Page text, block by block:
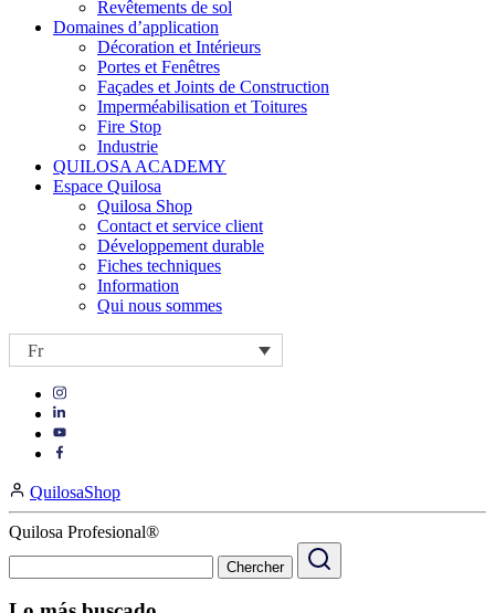
Revêtements de sol
Domaines d’application
Décoration et Intérieurs
Portes et Fenêtres
Façades et Joints de Construction
Imperméabilisation et Toitures
Fire Stop
Industrie
QUILOSA ACADEMY
Espace Quilosa
Quilosa Shop
Contact et service client
Développement durable
Fiches techniques
Information
Qui nous sommes
Fr
Visit
https://www.instagram.com/quilosa_selena/
Visit
our
Visit
page
https://www.facebook.com/QuilosaSelenaIberia/
page
QuilosaShop
Quilosa Profesional®